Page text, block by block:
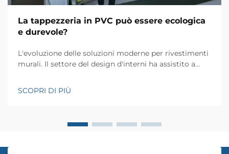
La tappezzeria in PVC può essere ecologica
e durevole?
L'evoluzione delle soluzioni moderne per rivestimenti
murali. Il settore del design d'interni ha assistito a
tessuto murale in PVC che emerge come una
soluzione rivoluzionaria per rivestimenti murali.
SCOPRI DI PIÙ